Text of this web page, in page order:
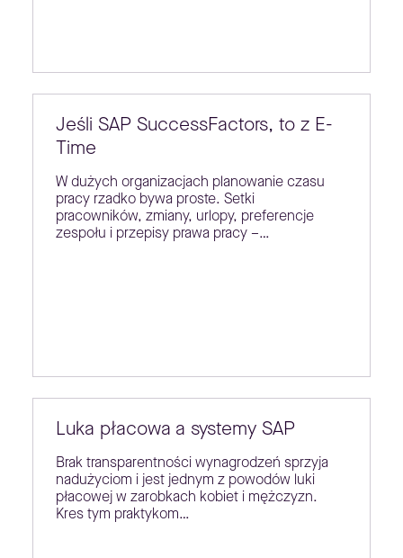
Jeśli SAP SuccessFactors, to z E-
Time
W dużych organizacjach planowanie czasu
pracy rzadko bywa proste. Setki
pracowników, zmiany, urlopy, preferencje
zespołu i przepisy prawa pracy –…
Luka płacowa a systemy SAP
Brak transparentności wynagrodzeń sprzyja
nadużyciom i jest jednym z powodów luki
płacowej w zarobkach kobiet i mężczyzn.
Kres tym praktykom…